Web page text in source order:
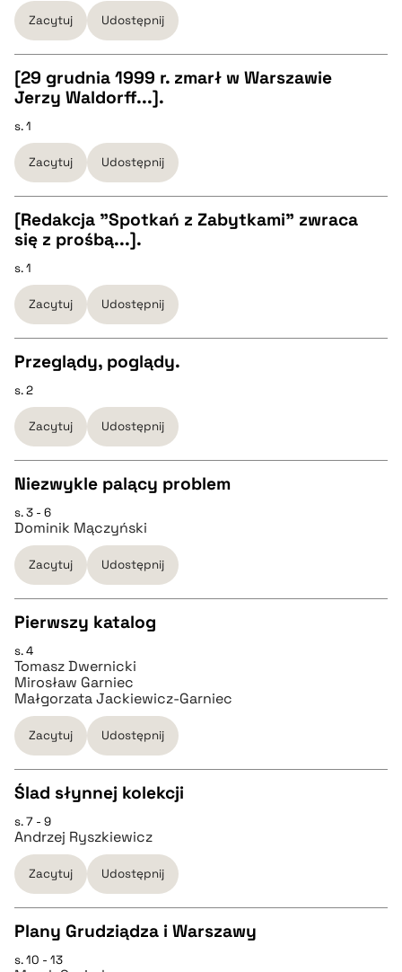
Zacytuj Udostępnij
CZYSTY TEKST
pobierz cytat
BIBTEX
[29 grudnia 1999 r. zmarł w Warszawie
Jerzy Waldorff...].
s. 1
Zacytuj Udostępnij
CZYSTY TEKST
pobierz cytat
BIBTEX
pobierz cytat
[Redakcja "Spotkań z Zabytkami" zwraca
się z prośbą...].
s. 1
Zacytuj Udostępnij
CZYSTY TEKST
pobierz cytat
BIBTEX
pobierz cytat
Przeglądy, poglądy.
s. 2
Zacytuj Udostępnij
CZYSTY TEKST
pobierz cytat
BIBTEX
pobierz cytat
Niezwykle palący problem
s. 3 - 6
Dominik Mączyński
Zacytuj Udostępnij
CZYSTY TEKST
pobierz cytat
pobierz cytat
Pierwszy katalog
s. 4
Tomasz Dwernicki
Mirosław Garniec
Małgorzata Jackiewicz-Garniec
Zacytuj Udostępnij
CZYSTY TEKST
pobierz cytat
BIBTEX
Ślad słynnej kolekcji
s. 7 - 9
Andrzej Ryszkiewicz
Zacytuj Udostępnij
CZYSTY TEKST
Plany Grudziądza i Warszawy
s. 10 - 13